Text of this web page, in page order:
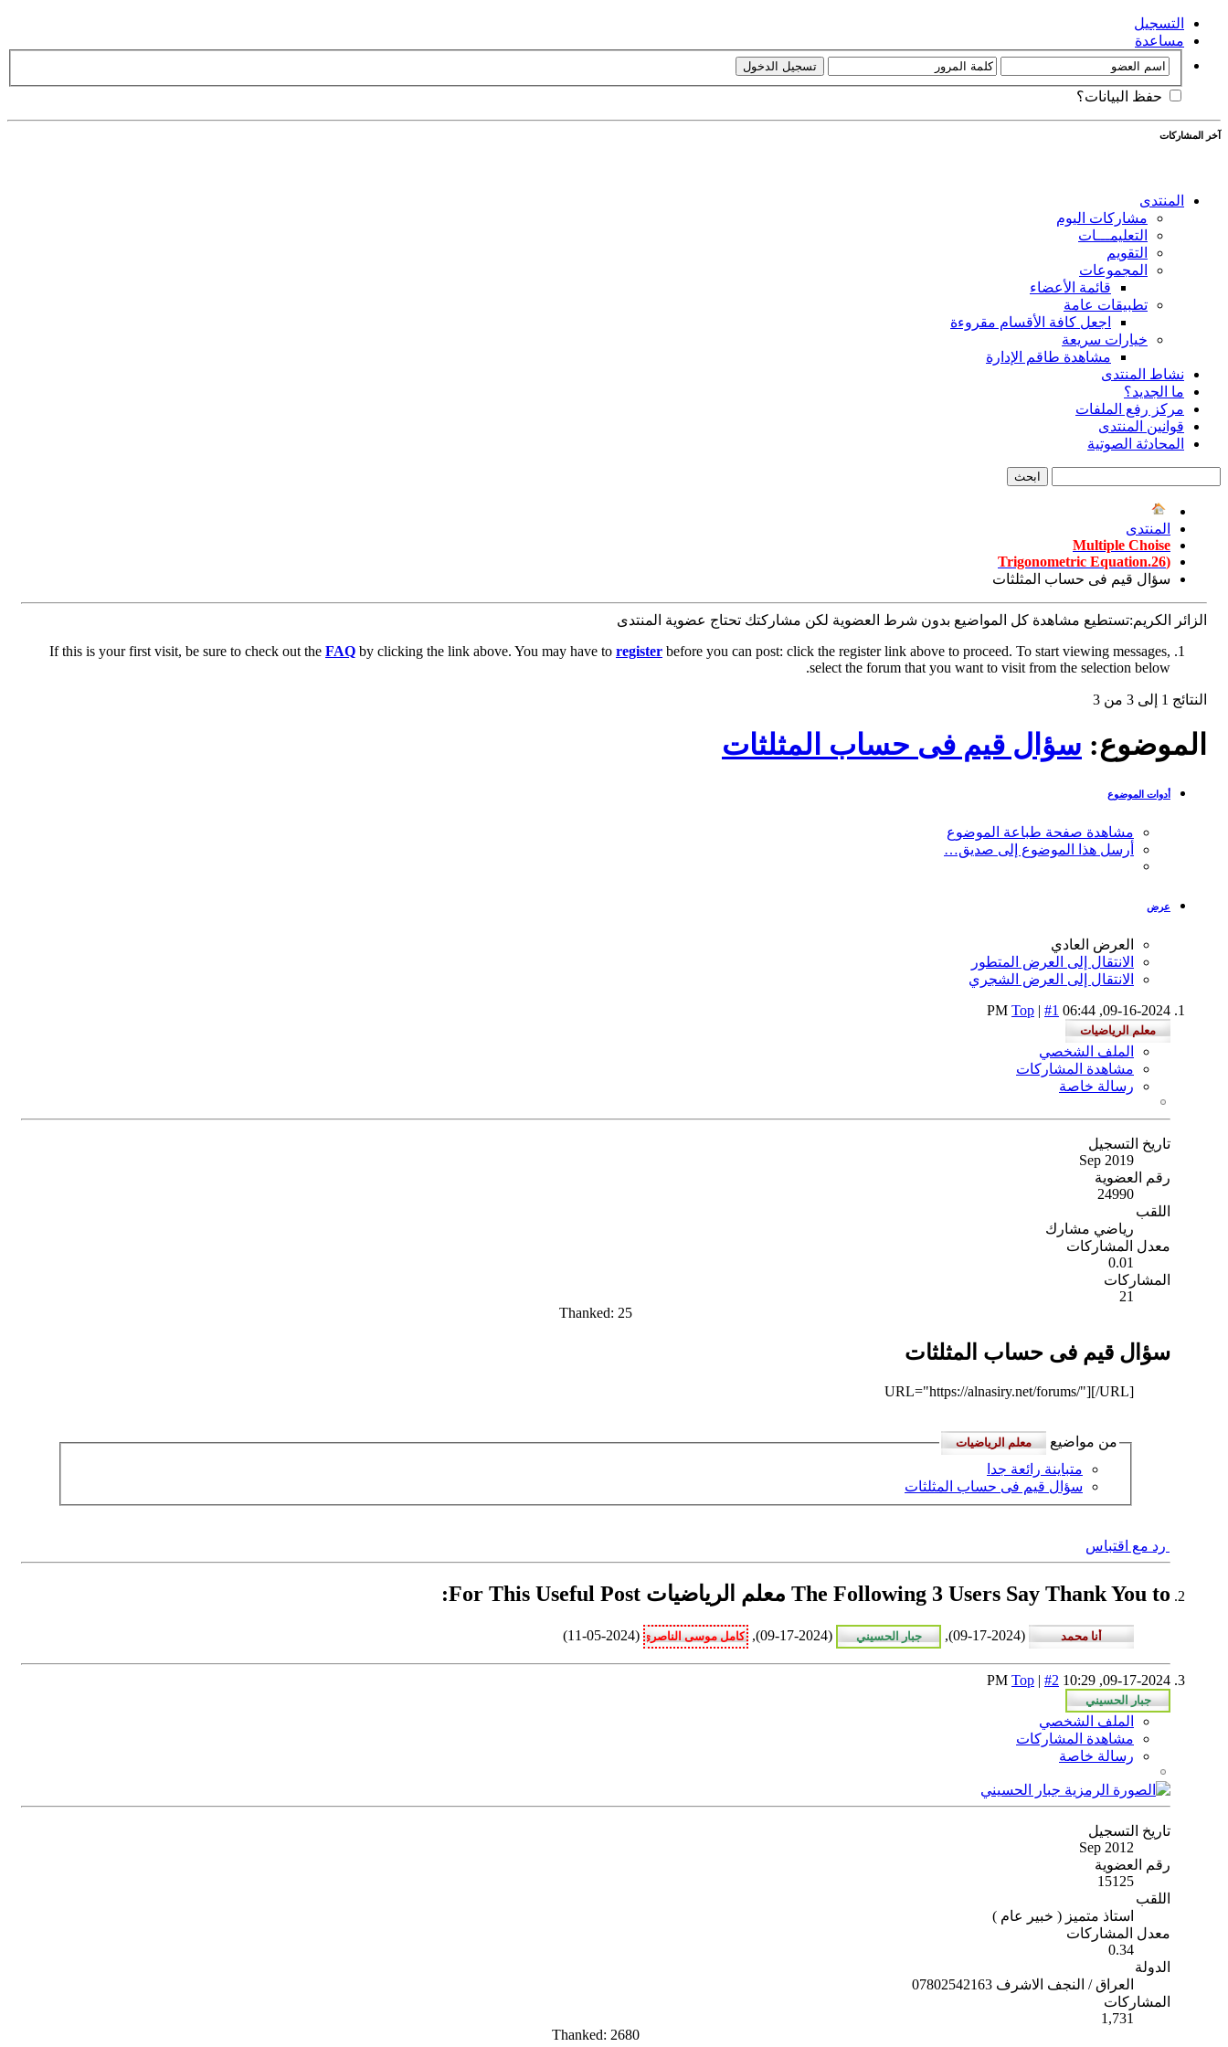
التسجيل
مساعدة
حفظ البيانات؟
آخر المشاركات
المنتدى
مشاركات اليوم
التعليمـــات
التقويم
المجموعات
قائمة الأعضاء
تطبيقات عامة
اجعل كافة الأقسام مقروءة
خيارات سريعة
مشاهدة طاقم الإدارة
نشاط المنتدى
ما الجديد؟
مركز رفع الملفات
قوانين المنتدى
المحادثة الصوتية
المنتدى
Multiple Choise
(26.Trigonometric Equation
سؤال قيم فى حساب المثلثات
الزائر الكريم:تستطيع مشاهدة كل المواضيع بدون شرط العضوية لكن مشاركتك تحتاج عضوية المنتدى
If this is your first visit, be sure to check out the FAQ by clicking the link above. You may have to register before you can post: click the register link above to proceed. To start viewing messages,
select the forum that you want to visit from the selection below.
النتائج 1 إلى 3 من 3
الموضوع: سؤال قيم فى حساب المثلثات
أدوات الموضوع
مشاهدة صفحة طباعة الموضوع
أرسل هذا الموضوع إلى صديق…
عرض
العرض العادي
الانتقال إلى العرض المتطور
الانتقال إلى العرض الشجري
09-16-2024,
06:44 PM
Top | #1
الملف الشخصي
مشاهدة المشاركات
رسالة خاصة
تاريخ التسجيل
Sep 2019
رقم العضوية
24990
اللقب
رياضي مشارك
معدل المشاركات
0.01
المشاركات
21
Thanked: 25
سؤال قيم فى حساب المثلثات
URL="https://alnasiry.net/forums/"][/URL]
من مواضيع
متباينة رائعة جدا
سؤال قيم فى حساب المثلثات
رد مع اقتباس
The Following 3 Users Say Thank You to معلم الرياضيات For This Useful Post:
(09-17-2024),
(09-17-2024),
(11-05-2024)
09-17-2024,
10:29 PM
Top | #2
الملف الشخصي
مشاهدة المشاركات
رسالة خاصة
تاريخ التسجيل
Sep 2012
رقم العضوية
15125
اللقب
استاذ متميز ( خبير عام )
معدل المشاركات
0.34
الدولة
العراق / النجف الاشرف 07802542163
المشاركات
1,731
Thanked: 2680